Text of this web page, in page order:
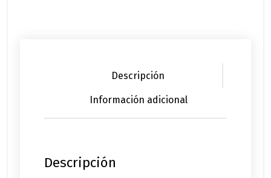
Descripción
Información adicional
Descripción